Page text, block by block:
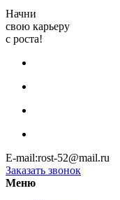
Начни
свою карьеру
с роста!
E-mail:rost-52@mail.ru
Заказать звонок
Меню